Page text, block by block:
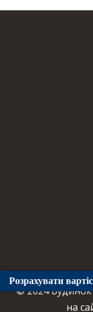
© 2024 Будинок
на
Розрахувати